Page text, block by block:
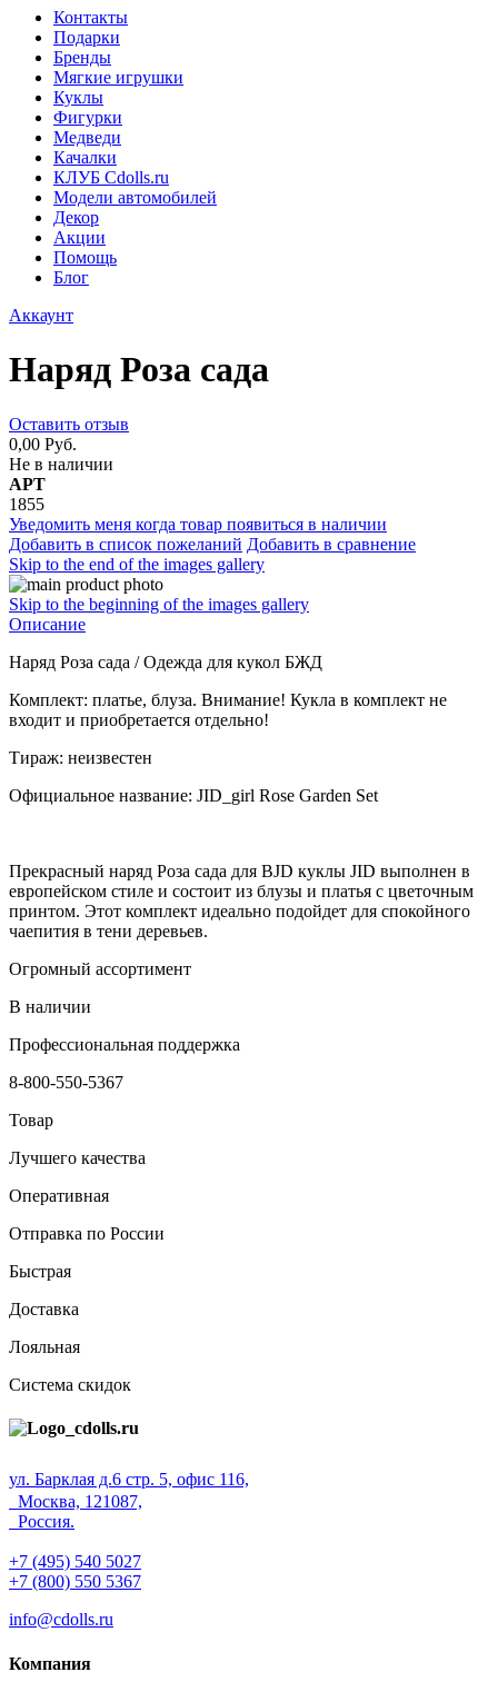
Контакты
Подарки
Бренды
Мягкие игрушки
Куклы
Фигурки
Медведи
Качалки
КЛУБ Cdolls.ru
Модели автомобилей
Декор
Акции
Помощь
Блог
Аккаунт
Наряд Роза сада
Оставить отзыв
0,00 Руб.
Не в наличии
АРТ
1855
Уведомить меня когда товар появиться в наличии
Добавить в список пожеланий Добавить в сравнение
Skip to the end of the images gallery
Skip to the beginning of the images gallery
Описание
Наряд Роза сада / Одежда для кукол БЖД
Комплект: платье, блуза. Внимание! Кукла в комплект не
входит и приобретается отдельно!
Тираж: неизвестен
Официальное название: JID_girl Rose Garden Set
Прекрасный наряд Роза сада для BJD куклы JID выполнен в
европейском стиле и состоит из блузы и платья с цветочным
принтом. Этот комплект идеально подойдет для спокойного
чаепития в тени деревьев.
Огромный ассортимент
В наличии
Профессиональная поддержка
8-800-550-5367
Товар
Лучшего качества
Оперативная
Отправка по России
Быстрая
Доставка
Лояльная
Система скидок
ул. Барклая д.6 стр. 5, офис 116,
Москва, 121087,
Россия.
+7 (495) 540 5027
+7 (800) 550 5367
info@cdolls.ru
Компания